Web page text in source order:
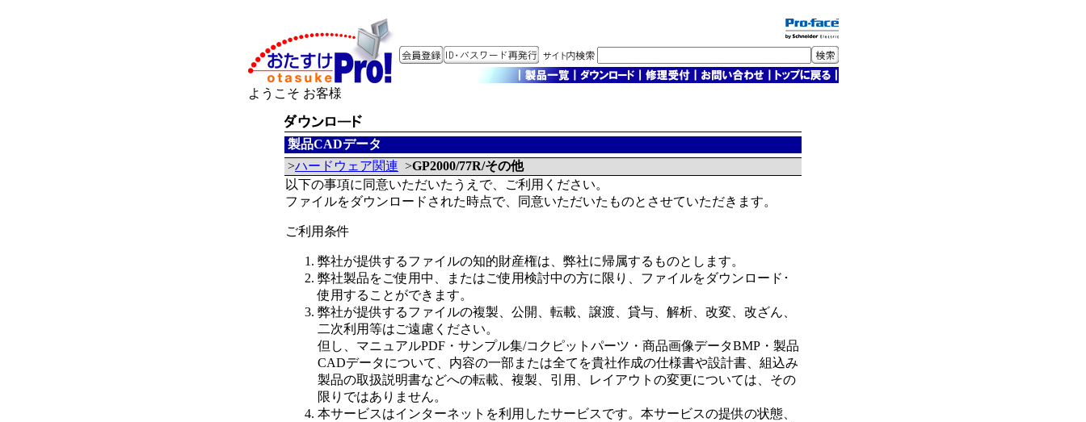
ようこそ お客様
製品CADデータ
>ハードウェア関連 >GP2000/77R/その他
以下の事項に同意いただいたうえで、ご利用ください。
ファイルをダウンロードされた時点で、同意いただいたものとさせていただきます。
ご利用条件
弊社が提供するファイルの知的財産権は、弊社に帰属するものとします。
弊社製品をご使用中、またはご使用検討中の方に限り、ファイルをダウンロード･
使用することができます。
弊社が提供するファイルの複製、公開、転載、譲渡、貸与、解析、改変、改ざん、
二次利用等はご遠慮ください。
但し、マニュアルPDF・サンプル集/コクピットパーツ・商品画像データBMP・製品
CADデータについて、内容の一部または全てを貴社作成の仕様書や設計書、組込み
製品の取扱説明書などへの転載、複製、引用、レイアウトの変更については、その
限りではありません。
本サービスはインターネットを利用したサービスです。本サービスの提供の状態、